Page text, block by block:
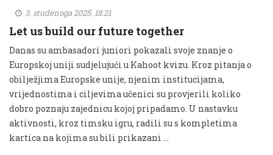
3. studenoga 2025. 18:21
Let us build our future together
Danas su ambasadori juniori pokazali svoje znanje o
Europskoj uniji sudjelujući u Kahoot kvizu. Kroz pitanja o
obilježjima Europske unije, njenim institucijama,
vrijednostima i ciljevima učenici su provjerili koliko
dobro poznaju zajednicu kojoj pripadamo. U nastavku
aktivnosti, kroz timsku igru, radili su s kompletima
kartica na kojima su bili prikazani …